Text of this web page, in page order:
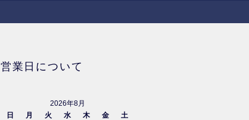
営業日について
2026年8月
日
月 火 水 木 金
土